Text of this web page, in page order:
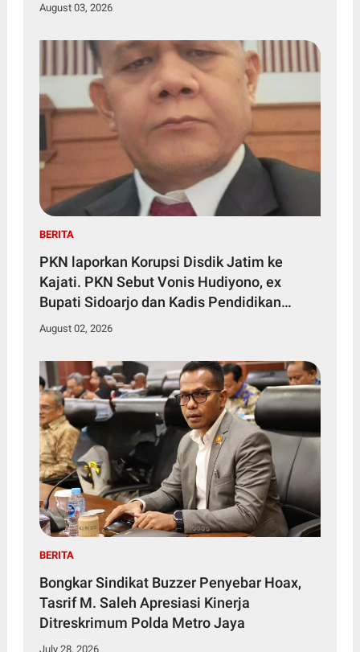
August 03, 2026
BERITA
PKN laporkan Korupsi Disdik Jatim ke
Kajati. PKN Sebut Vonis Hudiyono, ex
Bupati Sidoarjo dan Kadis Pendidikan
Jatim Bukti Peran Serta Masyarakat
August 02, 2026
BERITA
Bongkar Sindikat Buzzer Penyebar Hoax,
Tasrif M. Saleh Apresiasi Kinerja
Ditreskrimum Polda Metro Jaya
July 28, 2026